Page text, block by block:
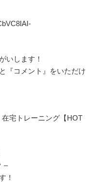
いします！
『コメント』をいただけ
宅トレーニング【HOT
–
！